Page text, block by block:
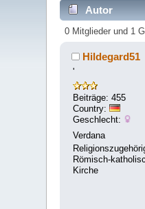
Autor
0 Mitglieder und 1
Hildegard51
'
Beiträge: 455
Country:
Geschlecht:
Verdana
Römisch-
Kirche